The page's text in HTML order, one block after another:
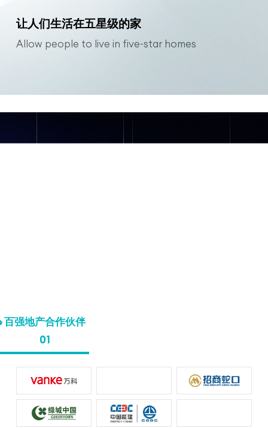
让人们生活在五星级的家
Allow people to live in five-star homes
百强地产合作伙伴
01